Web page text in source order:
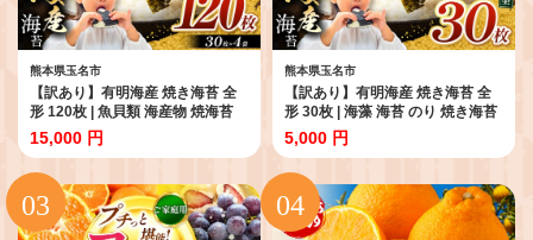
熊本県玉名市
【訳あり】有明海産 焼き海苔 全
形 120枚 | 魚貝類 海産物 焼海苔
焼き海苔 有明海 家庭用 熊本県 玉
名市
15,000 円
熊本県玉名市
【訳あり】有明海産 焼き海苔 全
形 30枚 | 海藻 海苔 のり 焼き海苔
熊本県 玉名市 くまもと たまな
5,000 円